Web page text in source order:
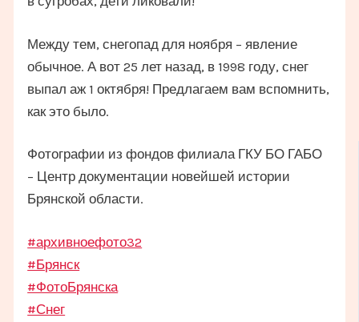
Между тем, снегопад для ноября – явление
обычное. А вот 25 лет назад, в 1998 году, снег
выпал аж 1 октября! Предлагаем вам вспомнить,
как это было.
Фотографии из фондов филиала ГКУ БО ГАБО
– Центр документации новейшей истории
Брянской области.
#архивноефото32
#Брянск
#ФотоБрянска
#Снег